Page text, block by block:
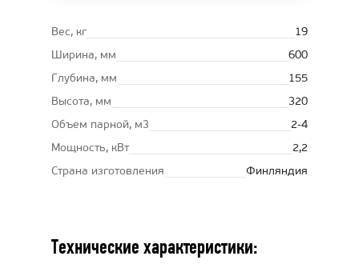
Вес, кг
19
Ширина, мм
600
Глубина, мм
155
Высота, мм
320
Oбъем парной, м3
2-4
Мощность, кВт
2,2
Страна изготовления
Финляндия
Технические характеристики: